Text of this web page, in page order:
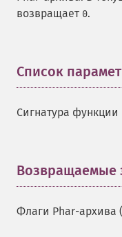
возвращает 0.
Список
Сигнатура
Возвращаемые
Флаги Phar-архива